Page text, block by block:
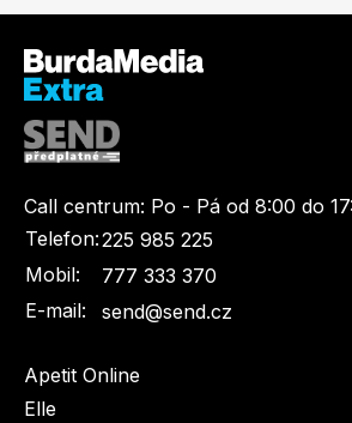
Call centrum: Po - Pá od 8:00 do
Telefon:225 985 225
Mobil:
777 333 370
E-mail:
send@send.cz
Apetit Online
Elle